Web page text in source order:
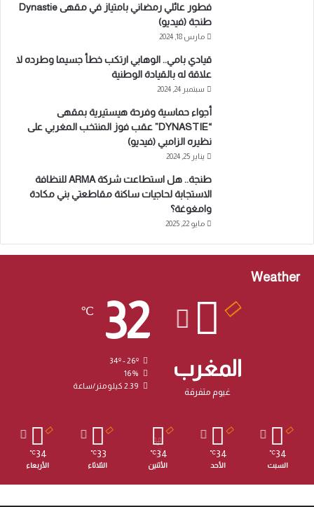
فطور عائلي رمضاني بامتياز في مقهى Dynastie
طنجة (فيديو)
مارس 18, 2024
قيادي بامي.. الوهابي ارتكب خطأ جسيما وطرده لا
علاقة له بالقيادة الوطنية
سبتمبر 24, 2024
أجواء حماسية وفرحة هيستيرية بمقهى
“DYNASTIE” عقب فوز المنتخب المغربي على
نظيره الزامبي (فيديو)
يناير 25, 2024
طنجة.. هل استطاعت شركة ARMA للنظافة
الاستجابة لحاجيات ساكنة مقاطعتي بني مكادة
وامغوغة؟
مايو 22, 2025
Weather
المغرب
غيوم متفرقة
32
℃
34º - 26º
16%
2.39 كيلومتر/ساعة
34
℃
السبت
34
℃
الأحد
34
℃
الأثنين
33
℃
الثلاثاء
34
℃
الأربعاء